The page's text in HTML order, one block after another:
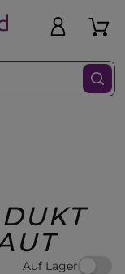
Auf Lager
Filter